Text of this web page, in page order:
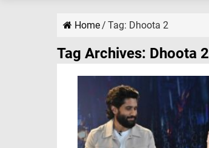
Home/ Tag: Dhoota 2
Tag Archives: Dhoota 2